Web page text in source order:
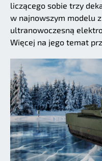
liczącego sobie trzy
w najnowszym modelu
ultranowoczesną
Więcej na jego temat